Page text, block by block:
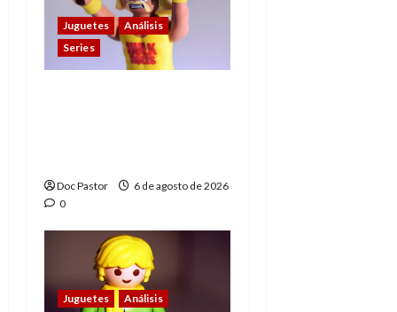
Juguetes
Análisis
Series
Doc Pastor
6 de agosto de 2026
0
Juguetes
Análisis